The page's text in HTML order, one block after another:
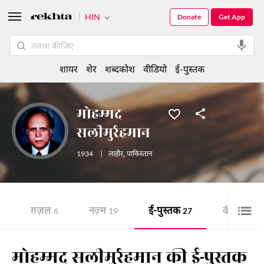
मोहम्मद
सलीमुर्रहमान
1934 लाहौर,पाकिस्तान
ग़ज़ल 6 नज़्म 19 ई-पुस्तक 27 वीडियो 3
मोहम्मद सलीमुर्रहमान की ई-पुस्तक
HIN Get App
Donate
शायर शेर शब्दकोश वीडियो ई-पुस्तक